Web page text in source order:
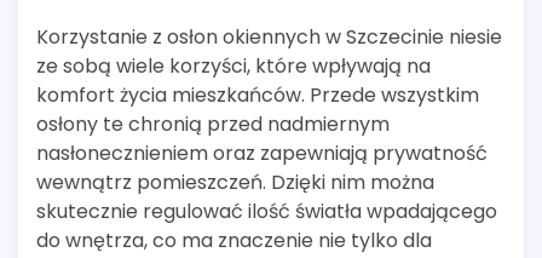
Korzystanie z osłon okiennych w Szczecinie niesie
ze sobą wiele korzyści, które wpływają na
komfort życia mieszkańców. Przede wszystkim
osłony te chronią przed nadmiernym
nasłonecznieniem oraz zapewniają prywatność
wewnątrz pomieszczeń. Dzięki nim można
skutecznie regulować ilość światła wpadającego
do wnętrza, co ma znaczenie nie tylko dla